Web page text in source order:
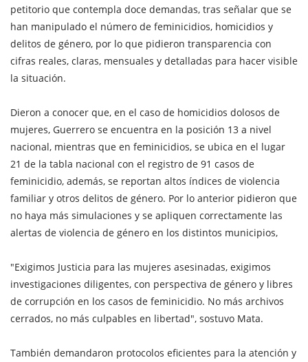
petitorio que contempla doce demandas, tras señalar que se
han manipulado el número de feminicidios, homicidios y
delitos de género, por lo que pidieron transparencia con
cifras reales, claras, mensuales y detalladas para hacer visible
la situación.
Dieron a conocer que, en el caso de homicidios dolosos de
mujeres, Guerrero se encuentra en la posición 13 a nivel
nacional, mientras que en feminicidios, se ubica en el lugar
21 de la tabla nacional con el registro de 91 casos de
feminicidio, además, se reportan altos índices de violencia
familiar y otros delitos de género. Por lo anterior pidieron que
no haya más simulaciones y se apliquen correctamente las
alertas de violencia de género en los distintos municipios,
"Exigimos Justicia para las mujeres asesinadas, exigimos
investigaciones diligentes, con perspectiva de género y libres
de corrupción en los casos de feminicidio. No más archivos
cerrados, no más culpables en libertad", sostuvo Mata.
También demandaron protocolos eficientes para la atención y